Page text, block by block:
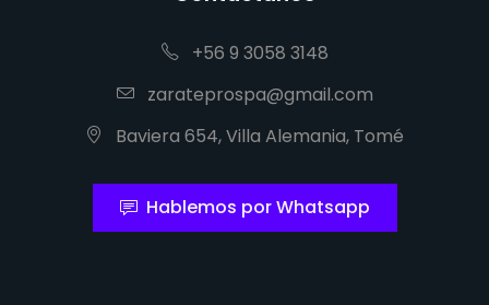
+56 9 3058 3148
zarateprospa@gmail.com
Baviera 654, Villa Alemania, Tomé
Hablemos por Whatsapp